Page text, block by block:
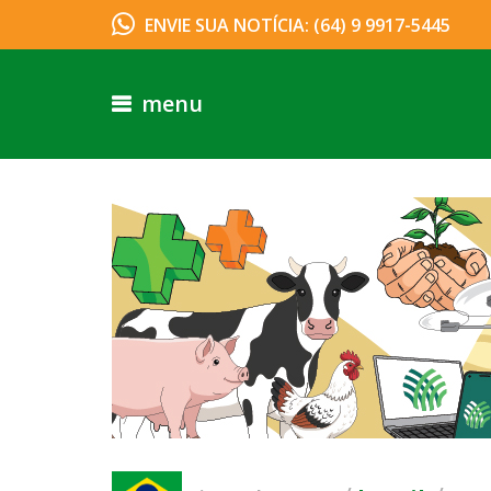
ENVIE SUA NOTÍCIA: (64) 9 9917-5445
menu